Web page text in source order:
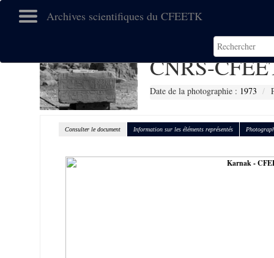
Archives scientifiques du CFEETK
CNRS-
Date de la photographie : 1973
Consulter le document Information sur les éléments représentés